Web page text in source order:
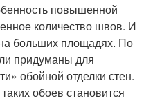
повышенной
количество швов. И
больших площадях. По
придуманы для
обойной отделки стен.
обоев становится